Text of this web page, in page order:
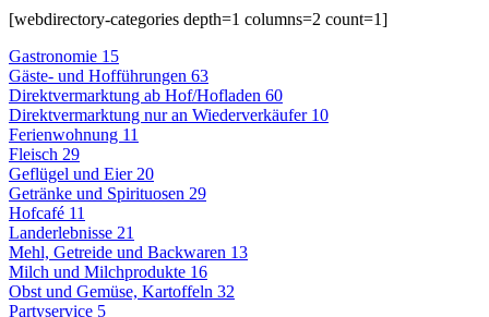
[webdirectory-categories depth=1 columns=2 count=1]
Gastronomie 15
Gäste- und Hofführungen 63
Direktvermarktung ab Hof/Hofladen 60
Direktvermarktung nur an Wiederverkäufer 10
Ferienwohnung 11
Fleisch 29
Geflügel und Eier 20
Getränke und Spirituosen 29
Hofcafé 11
Landerlebnisse 21
Mehl, Getreide und Backwaren 13
Milch und Milchprodukte 16
Obst und Gemüse, Kartoffeln 32
Partyservice 5